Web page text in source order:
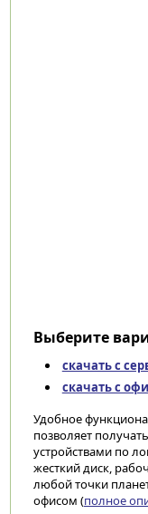
Выберите
скачать с
скачать с
Удобное
позволяет
устройствами по
жесткий диск,
любой точки
офисом (полное